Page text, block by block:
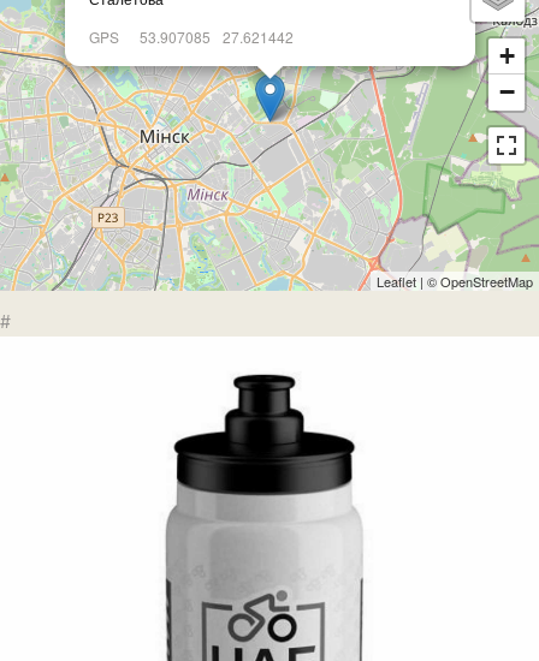
GPS
53.907085 27.621442
+
−
Leaflet | ©OpenStreetMap
#